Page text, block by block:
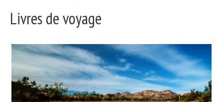
Livres de voyage